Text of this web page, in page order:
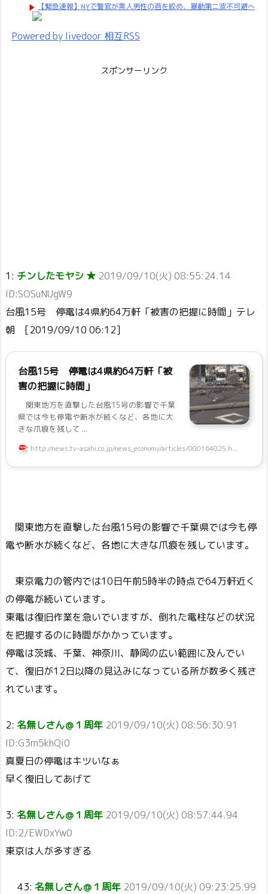
【緊急速報】NYで警官が黒人男性の首を絞め、暴動第二波不可避へ
Powered by livedoor 相互RSS
スポンサーリンク
1: チンしたモヤシ ★ 2019/09/10(火) 08:55:24.14
ID:SOSuNUgW9
台風15号 停電は4県約64万軒「被害の把握に時間」テレ
朝 [2019/09/10 06:12]
台風15号 停電は4県約64万軒「被
害の把握に時間」
関東地方を直撃した台風15号の影響で千葉
県では今も停電や断水が続くなど、各地に大
きな爪痕を残して ...
http://news.tv-asahi.co.jp/news_economy/articles/000164025.h...
関東地方を直撃した台風15号の影響で千葉県では今も停
電や断水が続くなど、各地に大きな爪痕を残しています。
東京電力の管内では10日午前5時半の時点で64万軒近く
の停電が続いています。
東電は復旧作業を急いでいますが、倒れた電柱などの状況
を把握するのに時間がかかっています。
停電は茨城、千葉、神奈川、静岡の広い範囲に及んでい
て、復旧が12日以降の見込みになっている所が数多く残さ
れています。
2: 名無しさん＠１周年 2019/09/10(火) 08:56:30.91
ID:G3m5khQi0
真夏日の停電はキツいなぁ
早く復旧してあげて
3: 名無しさん＠１周年 2019/09/10(火) 08:57:44.94
ID:2/EWDxYw0
東京は人が多すぎる
43: 名無しさん＠１周年 2019/09/10(火) 09:23:25.99